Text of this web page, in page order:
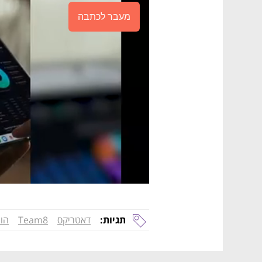
מעבר לכתבה
תגיות: דאטריקס Team8